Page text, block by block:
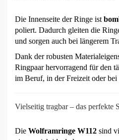
Die Innenseite der Ringe ist
poliert. Dadurch gleiten die
und sorgen auch bei längerem
Dank der robusten
Ringpaar hervorragend für den
im Beruf, in der Freizeit oder bei
Vielseitig tragbar – das perfekte
Die Wolframringe W112 sind